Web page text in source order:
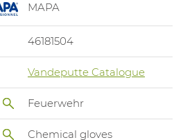
MAPA
46181504
Vandeputte Catalogue
Feuerwehr
Chemical gloves